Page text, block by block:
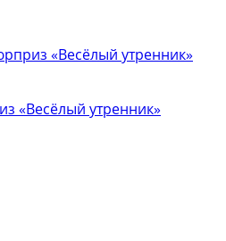
«Весёлый утренник»